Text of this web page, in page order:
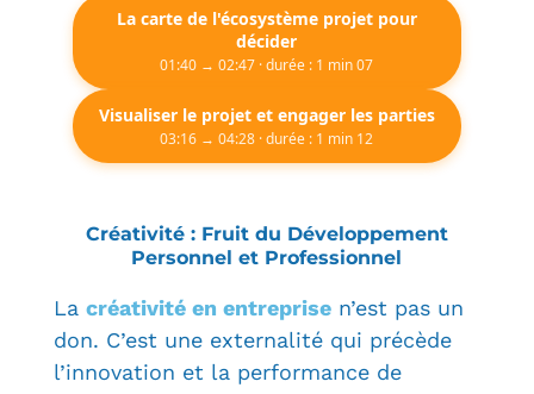
La carte de l'écosystème projet pour
décider
01:40 → 02:47 · durée : 1 min 07
Visualiser le projet et engager les parties
03:16 → 04:28 · durée : 1 min 12
Créativité : Fruit du Développement
Personnel et Professionnel
La créativité en entreprisen’est pas un
don. C’est une externalité qui précède
l’innovation et la performance de